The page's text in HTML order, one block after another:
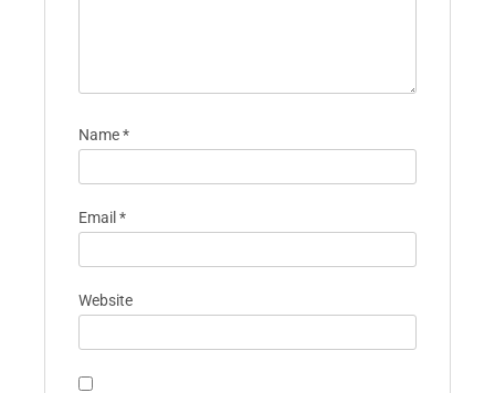
Name*
Email *
Website